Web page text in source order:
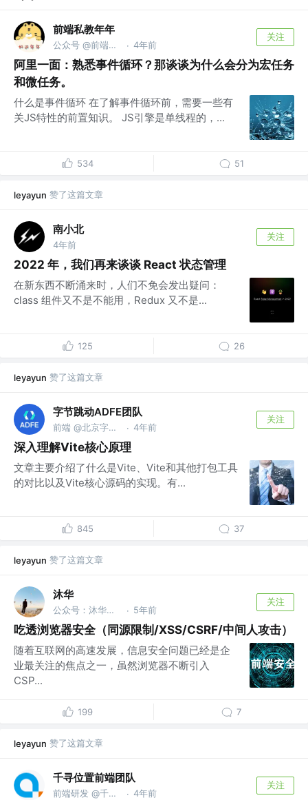
前端私教年年
公众号 @前端私教年年 · 4年前
关注
阿里一面：熟悉事件循环？那谈谈为什么会分为宏任务
和微任务。
什么是事件循环 在了解事件循环前，需要一些有
关JS特性的前置知识。 JS引擎是单线程的，...
534 51
leyayun 赞了这篇文章
南小北
4年前
关注
2022 年，我们再来谈谈 React 状态管理
在新东西不断涌来时，人们不免会发出疑问：
class 组件又不是不能用，Redux 又不是...
125 26
leyayun 赞了这篇文章
字节跳动ADFE团队
前端 @北京字节跳动科技有限公司 · 4年前
关注
深入理解Vite核心原理
文章主要介绍了什么是Vite、Vite和其他打包工具
的对比以及Vite核心源码的实现。有...
845 37
leyayun 赞了这篇文章
沐华
公众号：沐华说技术 @全干工程师 · 5年前
关注
吃透浏览器安全（同源限制/XSS/CSRF/中间人攻击）
随着互联网的高速发展，信息安全问题已经是企
业最关注的焦点之一，虽然浏览器不断引入
CSP...
199 7
leyayun 赞了这篇文章
千寻位置前端团队
前端研发 @千寻位置 · 4年前
关注